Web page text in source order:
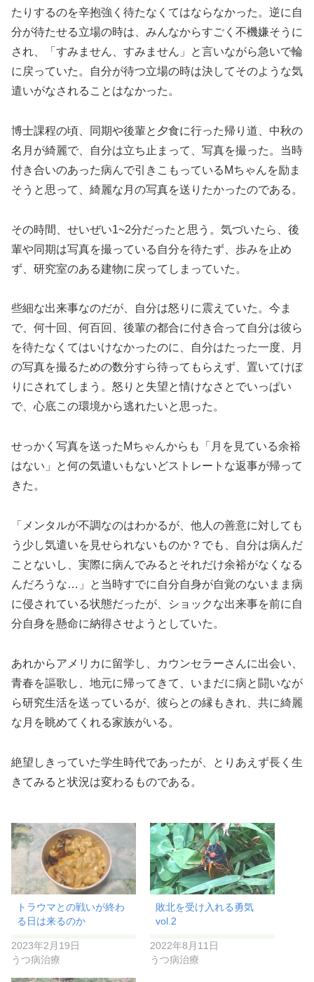
たりするのを辛抱強く待たなくてはならなかった。逆に自
分が待たせる立場の時は、みんなからすごく不機嫌そうに
され、「すみません、すみません」と言いながら急いで輪
に戻っていた。自分が待つ立場の時は決してそのような気
遣いがなされることはなかった。
博士課程の頃、同期や後輩と夕食に行った帰り道、中秋の
名月が綺麗で、自分は立ち止まって、写真を撮った。当時
付き合いのあった病んで引きこもっているMちゃんを励ま
そうと思って、綺麗な月の写真を送りたかったのである。
その時間、せいぜい1~2分だったと思う。気づいたら、後
輩や同期は写真を撮っている自分を待たず、歩みを止め
ず、研究室のある建物に戻ってしまっていた。
些細な出来事なのだが、自分は怒りに震えていた。今ま
で、何十回、何百回、後輩の都合に付き合って自分は彼ら
を待たなくてはいけなかったのに、自分はたった一度、月
の写真を撮るための数分すら待ってもらえず、置いてけぼ
りにされてしまう。怒りと失望と情けなさとでいっぱい
で、心底この環境から逃れたいと思った。
せっかく写真を送ったMちゃんからも「月を見ている余裕
はない」と何の気遣いもないどストレートな返事が帰って
きた。
「メンタルが不調なのはわかるが、他人の善意に対しても
う少し気遣いを見せられないものか？でも、自分は病んだ
ことないし、実際に病んでみるとそれだけ余裕がなくなる
んだろうな…」と当時すでに自分自身が自覚のないまま病
に侵されている状態だったが、ショックな出来事を前に自
分自身を懸命に納得させようとしていた。
あれからアメリカに留学し、カウンセラーさんに出会い、
青春を謳歌し、地元に帰ってきて、いまだに病と闘いなが
ら研究生活を送っているが、彼らとの縁もきれ、共に綺麗
な月を眺めてくれる家族がいる。
絶望しきっていた学生時代であったが、とりあえず長く生
きてみると状況は変わるものである。
トラウマとの戦いが終わ
る日は来るのか
2023年2月19日
うつ病治療
敗北を受け入れる勇気
vol.2
2022年8月11日
うつ病治療